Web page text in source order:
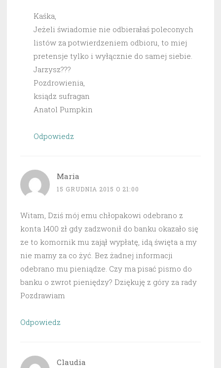
Kaśka,
Jeżeli świadomie nie odbierałaś poleconych
listów za potwierdzeniem odbioru, to miej
pretensje tylko i wyłącznie do samej siebie.
Jarzysz???
Pozdrowienia,
ksiądz sufragan
Anatol Pumpkin
Odpowiedz
Maria
15 GRUDNIA 2015 O 21:00
Witam, Dziś mój emu chłopakowi odebrano z
konta 1400 zł gdy zadzwonił do banku okazało się
ze to komornik mu zajął wypłatę, idą święta a my
nie mamy za co żyć. Bez żadnej informacji
odebrano mu pieniądze. Czy ma pisać pismo do
banku o zwrot pieniędzy? Dziękuję z góry za rady
Pozdrawiam
Odpowiedz
Claudia